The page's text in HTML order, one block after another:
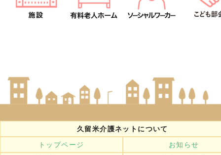
久留米介護ネットについて
トップページ
お知らせ